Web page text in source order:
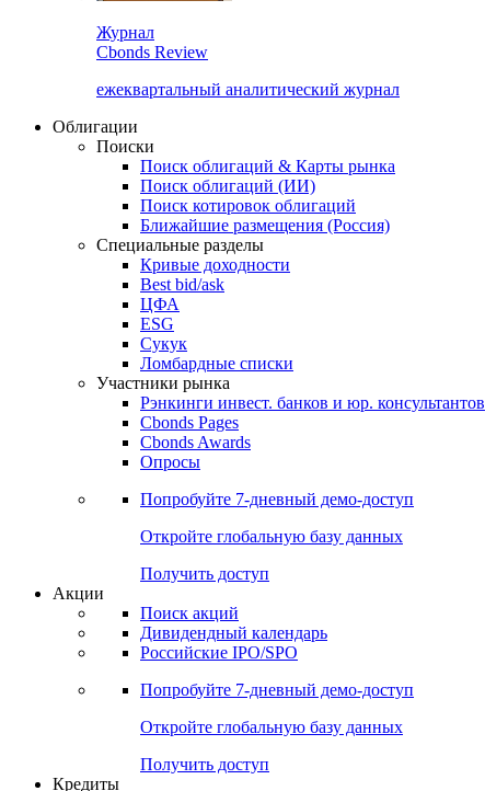
Журнал
Cbonds Review
ежеквартальный аналитический журнал
Облигации
Поиски
Поиск облигаций & Карты рынка
Поиск облигаций (ИИ)
Поиск котировок облигаций
Ближайшие размещения (Россия)
Специальные разделы
Кривые доходности
Best bid/ask
ЦФА
ESG
Сукук
Ломбардные списки
Участники рынка
Рэнкинги инвест. банков и юр. консультантов
Cbonds Pages
Cbonds Awards
Опросы
Попробуйте 7-дневный демо-доступ
Откройте глобальную базу данных
Получить доступ
Акции
Поиск акций
Дивидендный календарь
Российские IPO/SPO
Попробуйте 7-дневный демо-доступ
Откройте глобальную базу данных
Получить доступ
Кредиты